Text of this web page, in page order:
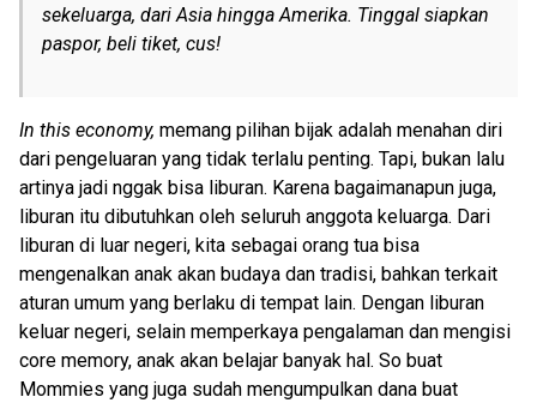
sekeluarga, dari Asia hingga Amerika. Tinggal siapkan
paspor, beli tiket, cus!
In this economy, memang pilihan bijak adalah menahan diri
dari pengeluaran yang tidak terlalu penting. Tapi, bukan lalu
artinya jadi nggak bisa liburan. Karena bagaimanapun juga,
liburan itu dibutuhkan oleh seluruh anggota keluarga. Dari
liburan di luar negeri, kita sebagai orang tua bisa
mengenalkan anak akan budaya dan tradisi, bahkan terkait
aturan umum yang berlaku di tempat lain. Dengan liburan
keluar negeri, selain memperkaya pengalaman dan mengisi
core memory, anak akan belajar banyak hal. So buat
Mommies yang juga sudah mengumpulkan dana buat